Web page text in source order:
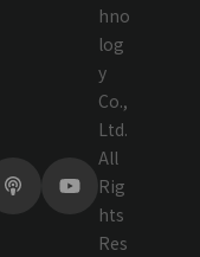
hno
log
y
Co.,
Ltd.
All
Rig
hts
Res